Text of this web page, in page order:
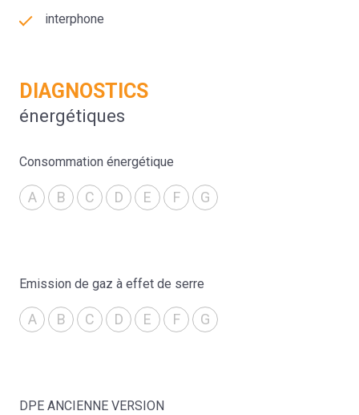
interphone
DIAGNOSTICS
énergétiques
Consommation énergétique
A B C D E F G
Emission de gaz à effet de serre
A B C D E F G
DPE ANCIENNE VERSION